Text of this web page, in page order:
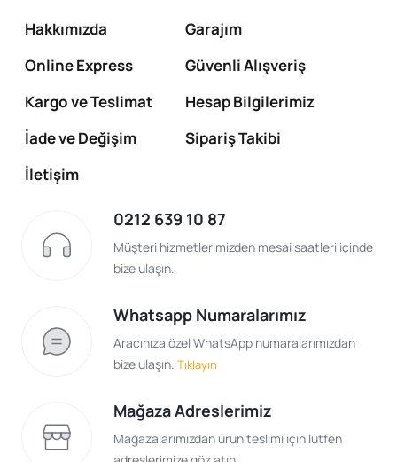
Hakkımızda
Garajım
Online Express
Güvenli Alışveriş
Kargo ve Teslimat
Hesap Bilgilerimiz
İade ve Değişim
Sipariş Takibi
İletişim
0212 639 10 87
Müşteri hizmetlerimizden mesai saatleri içinde
bize ulaşın.
Whatsapp Numaralarımız
Aracınıza özel WhatsApp numaralarımızdan
bize ulaşın. Tıklayın
Mağaza Adreslerimiz
Mağazalarımızdan ürün teslimi için lütfen